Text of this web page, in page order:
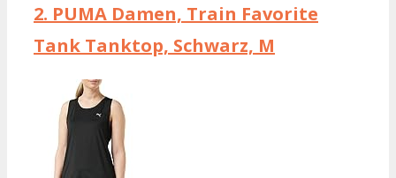
2. PUMA Damen, Train Favorite
Tank Tanktop, Schwarz, M